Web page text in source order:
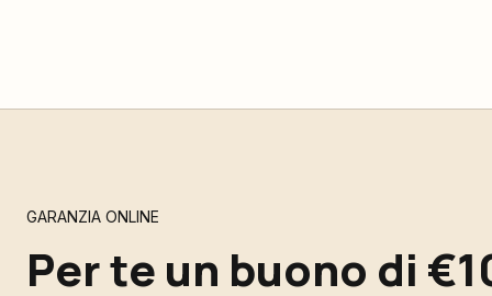
GARANZIA ONLINE
Per te un buono di